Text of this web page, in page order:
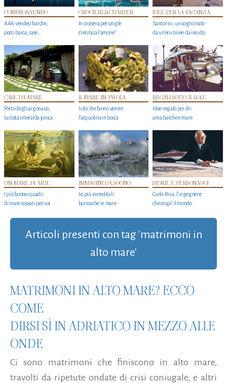
COMPRO&VENDO
AAA vendesi barche,
posti barca, case…
CROCIERE&CHARTER
In crociera per single
s'incrocia l’amore?
IDEE PER LA VACANZA
Santorini, un sogno nato
da un’eruzione da incubo
CASE DA MARE
Porto degli argonauti,
la costa smeralda jonica
IL MARE IN TAVOLA
I cibi che fanno venire
l’acquolina in bocca
REGALI SOTTO IL SOLE
Idee regalo per chi
ama barche e mare
UN MARE DI ARTE
I più famosi quadri
di mare copiati per voi
IMMAGINI DA SOGNO
Le più incredibili
burrasche in mare
STORIE E PERSONAGGI
Carlo Riva, l’ingegnere
che stupi' il mondo
Articoli presenti con tag 'matrimoni in
alto mare'
MATRIMONI IN ALTO MARE? ECCO
COME
DIRSI SÌ IN ADRIATICO IN MEZZO ALLE
ONDE
Ci sono matrimoni che finiscono in alto mare,
travolti da ripetute ondate di crisi coniugale, e altri